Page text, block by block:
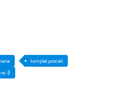
komplet pościeli
8